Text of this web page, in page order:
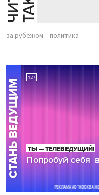
за рубежом политика